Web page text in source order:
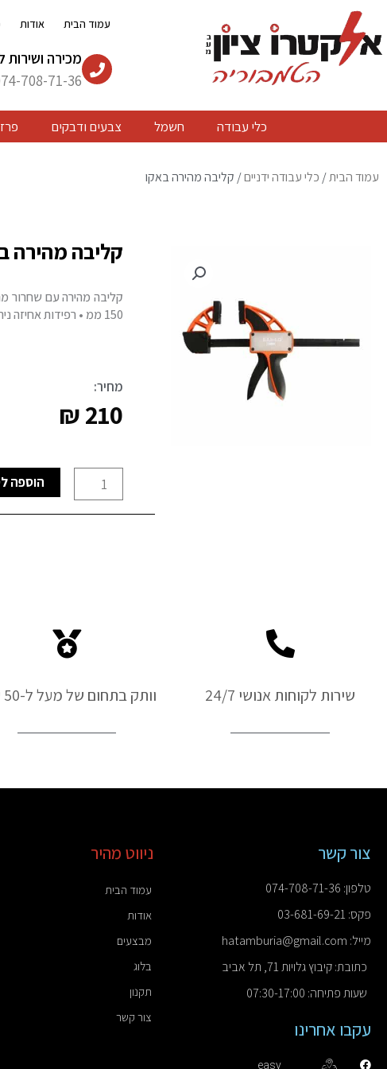
לתוכן
עמוד הבית אודות
מכירה ושירות
708-71-36
כלי עבודה חשמל צבעים ודבקים
עמוד הבית/ כלי עבודה ידניים/ קליבה מהירה באקו
קליבה מהירה
150 ממ • רפידות אחיזה ניתנות להחלפה עם 2 חומרים שונים, הרפידות הסטנדרטיות המותקנות הן בינוניות BAHCO
מחיר:
₪210
כמות
של
הוספה
שירות לקוחות אנושי 24/7 וותק בתחום של מעל ל-50 שנה
צור קשר
טלפון: 074-708-71-36
פקס: 03-681-69-21
מייל: hatamburia@gmail.com
כתובת: קיבוץ גלויות 71, תל אביב
שעות פתיחה: 07:30-17:00
עקבו אחרינו
easy
ניווט מהיר
עמוד הבית
אודות
מבצעים
בלוג
תקנון
צור קשר